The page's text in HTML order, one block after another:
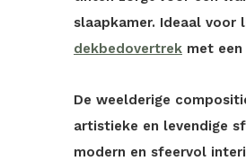
slaapkamer. Ideaal voor
dekbedovertrek met
De weelderige
artistieke en levendige
modern en sfeervol